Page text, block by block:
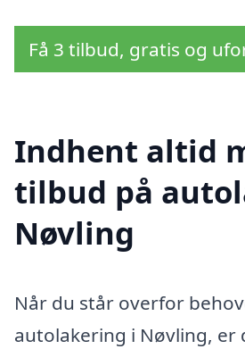
Få 3 tilbud, gratis og
Indhent altid
tilbud på
Nøvling
Når du står overfor
autolakering i Nøvling, er